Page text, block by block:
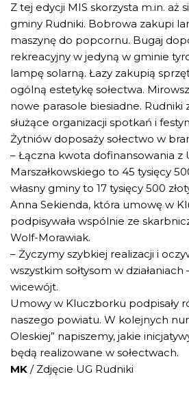
Z tej edycji MIS skorzysta m.in. aż
gminy Rudniki. Bobrowa zakupi
maszynę do popcornu. Bugaj
rekreacyjny w jedyną w gminie
lampę solarną. Łazy zakupią
ogólną estetykę sołectwa.
nowe parasole biesiadne. Rudniki
służące organizacji spotkań i
Żytniów doposaży sołectwo w
– Łączna kwota dofinansowania z
Marszałkowskiego to 45 tysięcy
własny gminy to 17 tysięcy 500
Anna Sekienda, która umowę w
podpisywała wspólnie ze
Wolf-Morawiak.
– Życzymy szybkiej realizacji i
wszystkim sołtysom w działaniach
wicewójt.
Umowy w Kluczborku podpisały
naszego powiatu. W kolejnych
Oleskiej” napiszemy, jakie
będą realizowane w sołectwach.
MK / Zdjęcie UG Rudniki